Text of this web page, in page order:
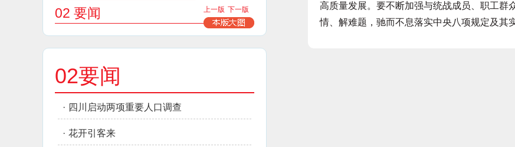
02 要闻 上一版 下一版
02要闻
· 四川启动两项重要人口调查
· 花开引客来
高质量发展。要不断加强与统战成员、职工群
情、解难题，驰而不息落实中央八项规定及其